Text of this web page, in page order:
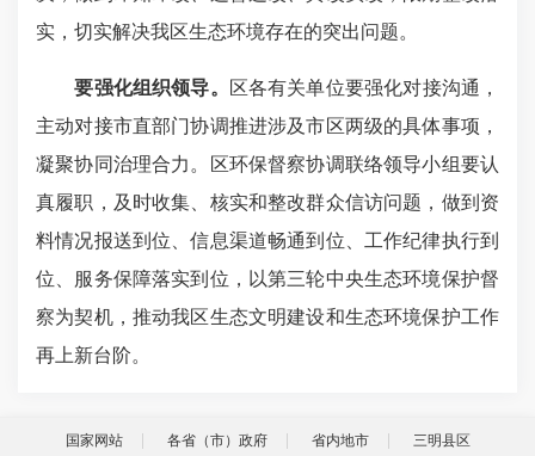
实，切实解决我区生态环境存在的突出问题。
要强化组织领导。
区各有关单位要强化对接沟通，
主动对接市直部门协调推进涉及市区两级的具体事项，
凝聚协同治理合力。区环保督察协调联络领导小组要认
真履职，及时收集、核实和整改群众信访问题，做到资
料情况报送到位、信息渠道畅通到位、工作纪律执行到
位、服务保障落实到位，以第三轮中央生态环境保护督
察为契机，推动我区生态文明建设和生态环境保护工作
再上新台阶。
国家网站 各省（市）政府 省内地市 三明县区